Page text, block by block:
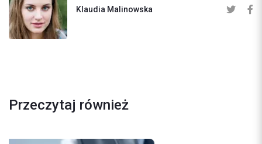
Klaudia Malinowska
Przeczytaj również